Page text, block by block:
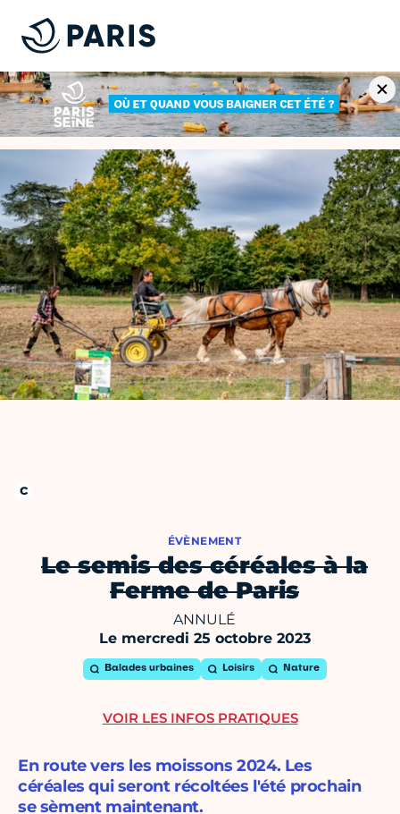
ÉVÈNEMENT
Le semis des céréales à la
Ferme de Paris
ANNULÉ
Le mercredi 25 octobre 2023
Balades urbaines Loisirs Nature
En route vers les moissons 2024. Les
céréales qui seront récoltées l'été prochain
se sèment maintenant.
VOIR LES INFOS PRATIQUES